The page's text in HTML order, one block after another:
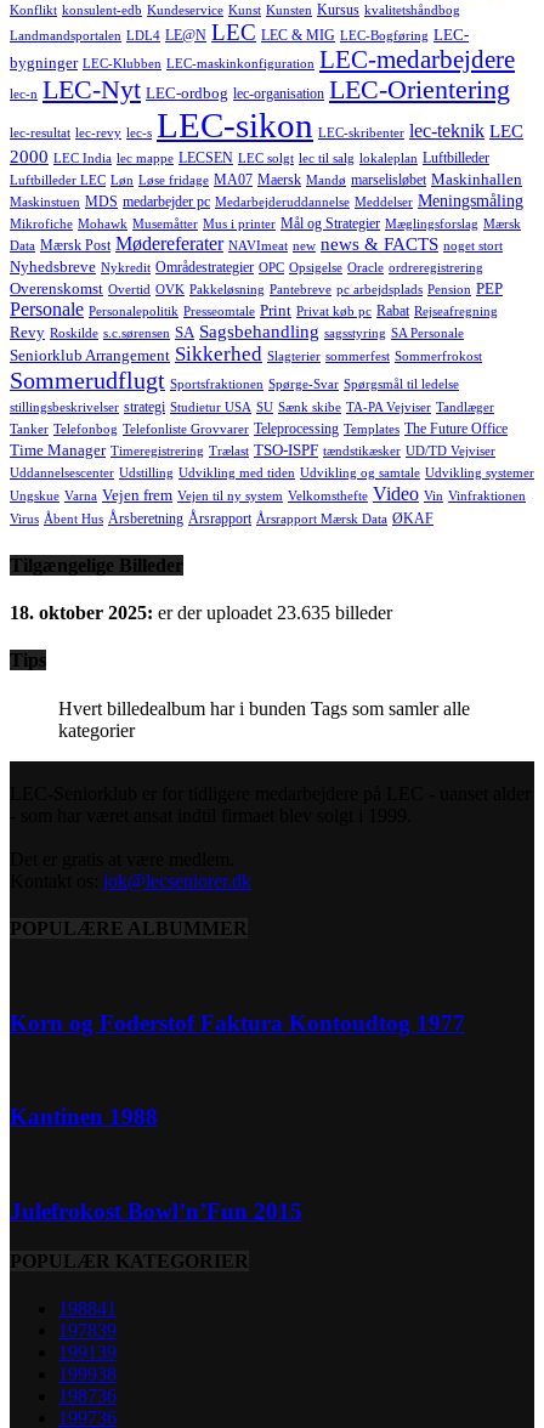
Konflikt konsulent-edb Kundeservice Kunst Kunsten Kursus kvalitetshåndbog
Landmandsportalen LDL4 LE@N LEC LEC & MIG LEC-Bogføring LEC-
bygninger LEC-Klubben LEC-maskinkonfiguration LEC-medarbejdere
lec-n LEC-Nyt LEC-ordbog lec-organisation LEC-Orientering
lec-resultat lec-revy lec-s LEC-sikon LEC-skribenter lec-teknik LEC
2000 LEC India lec mappe LECSEN LEC solgt lec til salg lokaleplan Luftbilleder
Luftbilleder LEC Løn Løse fridage MA07 Maersk Mandø marselisløbet Maskinhallen
Maskinstuen MDS medarbejder pc Medarbejderuddannelse Meddelser Meningsmåling
Mikrofiche Mohawk Musemåtter Mus i printer Mål og Strategier Mæglingsforslag Mærsk
Data Mærsk Post Mødereferater NAVImeat new news & FACTS noget stort
Nyhedsbreve Nykredit Områdestrategier OPC Opsigelse Oracle ordreregistrering
Overenskomst Overtid OVK Pakkeløsning Pantebreve pc arbejdsplads Pension PEP
Personale Personalepolitik Presseomtale Print Privat køb pc Rabat Rejseafregning
Revy Roskilde s.c.sørensen SA Sagsbehandling sagsstyring SA Personale
Seniorklub Arrangement Sikkerhed Slagterier sommerfest Sommerfrokost
Sommerudflugt Sportsfraktionen Spørge-Svar Spørgsmål til ledelse
stillingsbeskrivelser strategi Studietur USA SU Sænk skibe TA-PA Vejviser Tandlæger
Tanker Telefonbog Telefonliste Grovvarer Teleprocessing Templates The Future Office
Time Manager Timeregistrering Trælast TSO-ISPF tændstikæsker UD/TD Vejviser
Uddannelsescenter Udstilling Udvikling med tiden Udvikling og samtale Udvikling systemer
Ungskue Varna Vejen frem Vejen til ny system Velkomsthefte Video Vin Vinfraktionen
Virus Åbent Hus Årsberetning Årsrapport Årsrapport Mærsk Data ØKAF
Tilgængelige Billeder
18. oktober 2025: er der uploadet 23.635 billeder
Tips
Hvert billedealbum har i bunden Tags som samler alle
kategorier
jok@lecseniorer.dk
POPULÆRE ALBUMMER
Korn og Foderstof Faktura Kontoudtog 1977
Kantinen 1988
Julefrokost Bowl’n’Fun 2015
POPULÆR KATEGORIER
198841
197839
199139
199938
198736
199736